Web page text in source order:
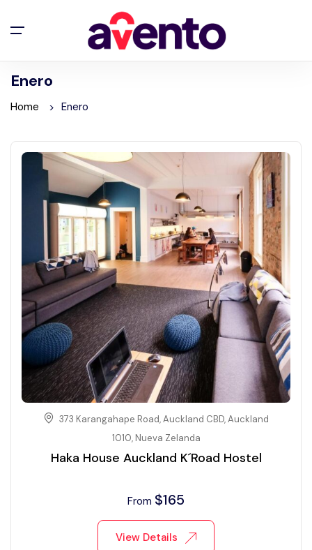
Enero
Home Enero
373 Karangahape Road, Auckland CBD, Auckland
1010, Nueva Zelanda
Haka House Auckland K´Road Hostel
From $165
View Details